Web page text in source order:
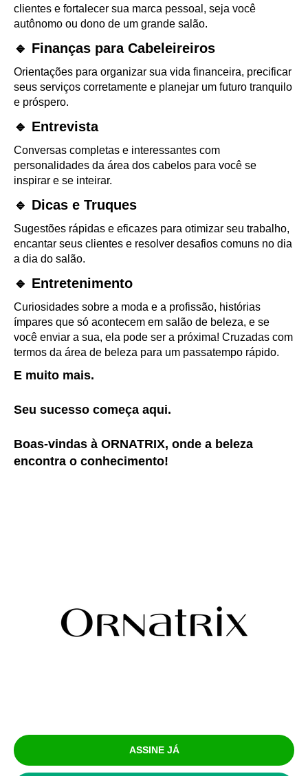
clientes e fortalecer sua marca pessoal, seja você
autônomo ou dono de um grande salão.
🔹 Finanças para Cabeleireiros
Orientações para organizar sua vida financeira, precificar
seus serviços corretamente e planejar um futuro tranquilo
e próspero.
🔹 Entrevista
Conversas completas e interessantes com
personalidades da área dos cabelos para você se
inspirar e se inteirar.
🔹 Dicas e Truques
Sugestões rápidas e eficazes para otimizar seu trabalho,
encantar seus clientes e resolver desafios comuns no dia
a dia do salão.
🔹 Entretenimento
Curiosidades sobre a moda e a profissão, histórias
ímpares que só acontecem em salão de beleza, e se
você enviar a sua, ela pode ser a próxima! Cruzadas com
termos da área de beleza para um passatempo rápido.
E muito mais.
Seu sucesso começa aqui.
Boas-vindas à ORNATRIX, onde a beleza
encontra o conhecimento!
ASSINE JÁ